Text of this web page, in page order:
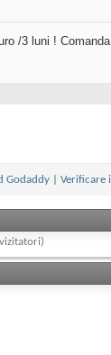
/3 luni !
Godaddy Verificare